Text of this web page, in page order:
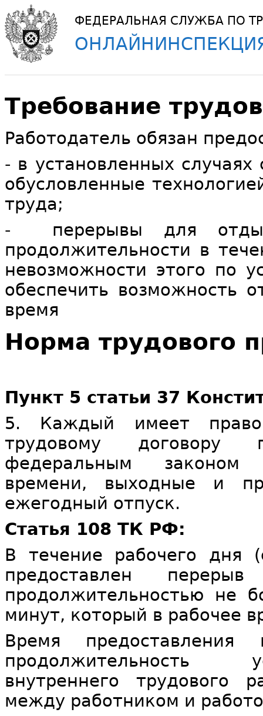
ФЕДЕРАЛЬНАЯ СЛУЖБА ПО
Требование
Работодатель обязан
- в установленных
обусловленные
труда;
- перерывы для
продолжительности в
невозможности этого по
обеспечить возможность
время
Норма трудового
Пункт 5 статьи 37
5. Каждый имеет
трудовому договору
федеральным законом
времени, выходные и
ежегодный отпуск.
Статья 108 ТК РФ:
В течение рабочего дня
предоставлен
продолжительностью не
минут, который в рабочее
Время
продолжительность
внутреннего трудового
между работником и